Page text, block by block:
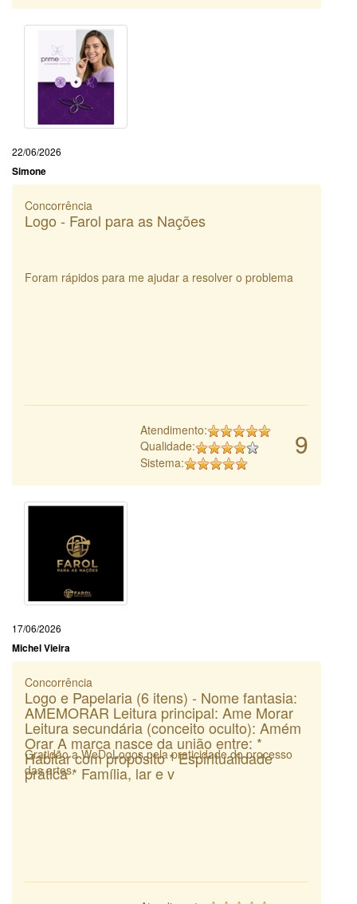
22/06/2026
Simone
Concorrência
Logo - Farol para as Nações
Foram rápidos para me ajudar a resolver o problema
9
Atendimento:
Qualidade:
Sistema:
17/06/2026
Michel Vieira
Concorrência
Logo e Papelaria (6 itens) - Nome fantasia:
AMEMORAR Leitura principal: Ame Morar
Leitura secundária (conceito oculto): Amém
Orar A marca nasce da união entre: *
Habitar com propósito * Espiritualidade
prática * Família, lar e v
Gratidão a WeDoLogos pela praticidade do processo
das artes.